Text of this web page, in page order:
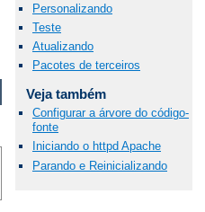
Personalizando
Teste
Atualizando
Pacotes de terceiros
Veja também
Configurar a árvore do código-
fonte
Iniciando o httpd Apache
Parando e Reinicializando